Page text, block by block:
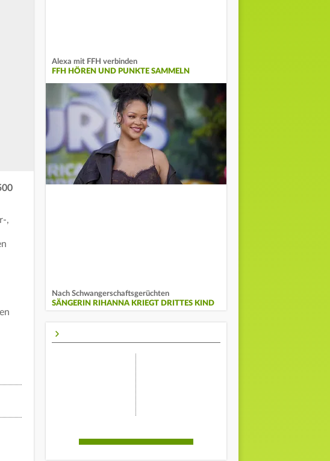
,
Alexa mit FFH verbinden
FFH HÖREN UND PUNKTE SAMMELN
Nach Schwangerschaftsgerüchten
SÄNGERIN RIHANNA KRIEGT DRITTES KIND